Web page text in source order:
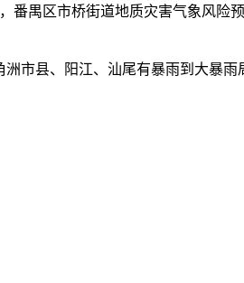
禺区市桥街道地质灾害气象风险预
市县、阳江、汕尾有暴雨到大暴雨